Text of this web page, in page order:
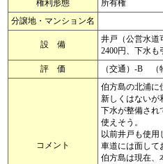
権利形態
所有権
分譲地・マンション名
設 備
井戸（公営水
2400円、下水も
評 価
（交通）-B
コメント
伯方島の北浦に
新しくはないが
下水が整備され
使えそう。
以前井戸も使用
車道には面して
伯方島は現在、